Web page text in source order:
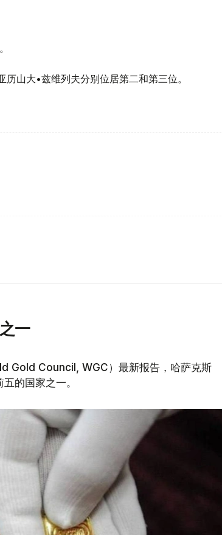
山大•兹维列夫分别位居第二和第三位。
一
Gold Council, WGC）最新报告，哈萨克斯
的国家之一。